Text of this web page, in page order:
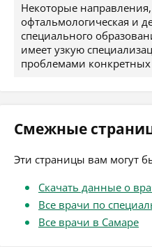
Некоторые
офтальмологическая и
специального
имеет узкую
проблемами
Смежные
Эти страницы вам могут
Скачать данные о
Все врачи по
Все врачи в Самаре